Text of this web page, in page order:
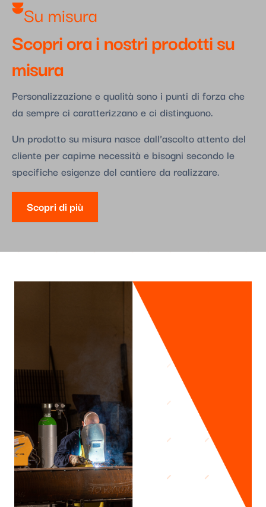
Su misura​
Scopri ora i nostri prodotti su
misura
Personalizzazione e qualità sono i punti di forza che
da sempre ci caratterizzano e ci distinguono.
Un prodotto su misura nasce dall’ascolto attento del
cliente per capirne necessità e bisogni secondo le
specifiche esigenze del cantiere da realizzare.
Scopri di più